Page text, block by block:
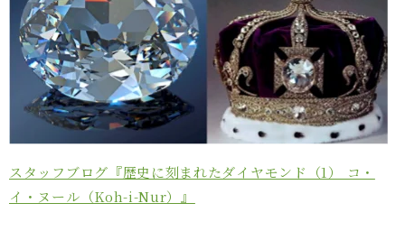
スタッフブログ『歴史に刻まれたダイヤモンド（1） コ・
イ・ヌール（Koh-i-Nur）』